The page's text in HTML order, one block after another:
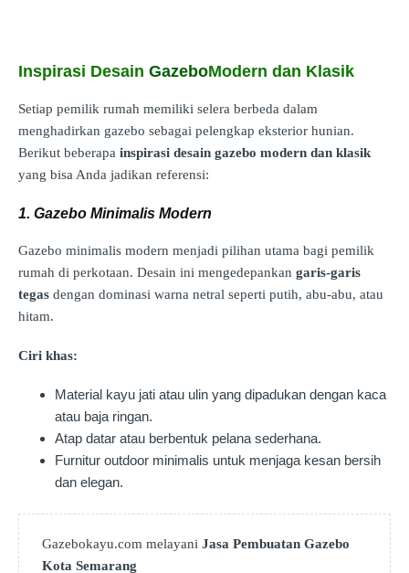
Inspirasi Desain GazeboModern dan Klasik
Setiap pemilik rumah memiliki selera berbeda dalam
menghadirkan gazebo sebagai pelengkap eksterior hunian.
Berikut beberapa inspirasi desain gazebo modern dan klasik
yang bisa Anda jadikan referensi:
1. Gazebo Minimalis Modern
Gazebo minimalis modern menjadi pilihan utama bagi pemilik
rumah di perkotaan. Desain ini mengedepankan garis-garis
tegas dengan dominasi warna netral seperti putih, abu-abu, atau
hitam.
Ciri khas:
Material kayu jati atau ulin yang dipadukan dengan kaca
atau baja ringan.
Atap datar atau berbentuk pelana sederhana.
Furnitur outdoor minimalis untuk menjaga kesan bersih
dan elegan.
Gazebokayu.com melayani Jasa Pembuatan Gazebo
Kota Semarang